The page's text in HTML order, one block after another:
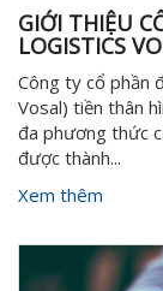
GIỚI THIỆU
LOGISTICS
Công ty cổ phần
Vosal) tiền thân
đa phương thức
được thành...
Xem thêm